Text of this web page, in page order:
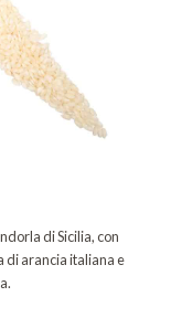
di Sicilia, con
di arancia italiana e